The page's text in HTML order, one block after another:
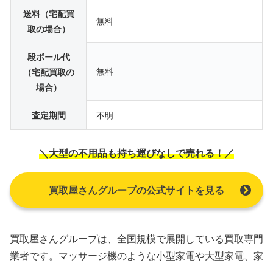
送料（宅配買
取の場合）
無料
段ボール代
（宅配買取の
場合）
無料
査定期間 不明
＼大型の不用品も持ち運びなしで売れる！／
買取屋さんグループの公式サイトを見る
買取屋さんグループは、全国規模で展開している買取専門
業者です。マッサージ機のような小型家電や大型家電、家